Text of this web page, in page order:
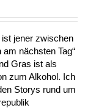
jener zwischen
nächsten Tag“
Gras ist als
zum Alkohol. Ich
Storys rund um